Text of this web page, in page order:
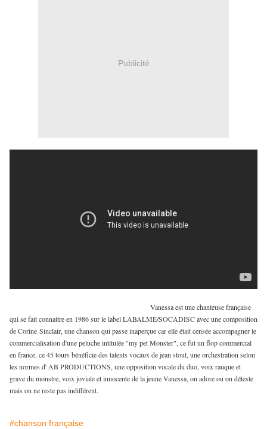
Publicité
Vanessa est une chanteuse française
qui se fait connaitre en 1986 sur le label LABALME/SOCADISC avec une composition
de Corine Sinclair, une chanson qui passe inaperçue car elle était censée accompagner le
commercialisation d'une peluche intitulée "my pet Monster", ce fut un flop commercial
en france, ce 45 tours bénéficie des talents vocaux de jean stout, une orchestration selon
les normes d' AB PRODUCTIONS, une opposition vocale du duo, voix rauque et
grave du monstre, voix joviale et innocente de la jeune Vanessa, on adore ou on déteste
mais on ne reste pas indifférent.
#chanson française